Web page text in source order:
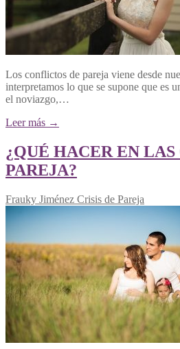
Los conflictos de pareja viene desde
interpretamos lo que se supone que es
el noviazgo,…
Leer más →
¿QUÉ HACER EN LAS
PAREJA?
Frauky Jiménez Crisis de Pareja